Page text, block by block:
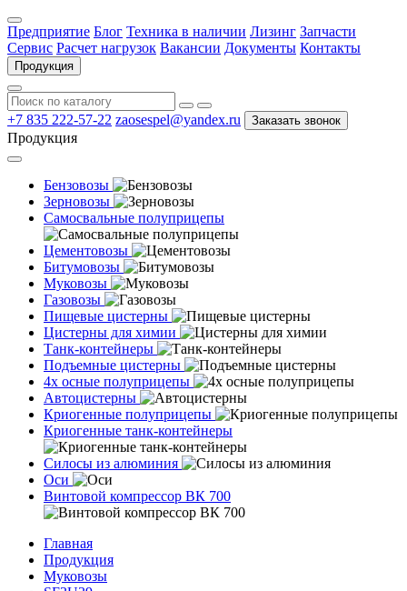
Предприятие Блог Техника в наличии Лизинг Запчасти
Сервис Расчет нагрузок Вакансии Документы Контакты
Продукция
+7 835 222-57-22 zaosespel@yandex.ru Заказать звонок
Продукция
Бензовозы
Зерновозы
Самосвальные полуприцепы
Цементовозы
Битумовозы
Муковозы
Газовозы
Пищевые цистерны
Цистерны для химии
Танк-контейнеры
Подъемные цистерны
4х осные полуприцепы
Автоцистерны
Криогенные полуприцепы
Криогенные танк-контейнеры
Силосы из алюминия
Оси
Винтовой компрессор ВК 700
Главная
Продукция
Муковозы